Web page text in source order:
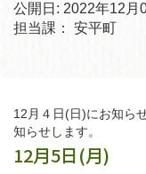
公開日: 2022年12月
担当課：
安平町
12月４日(日)にお知ら
知らせします。
12月5日(月)